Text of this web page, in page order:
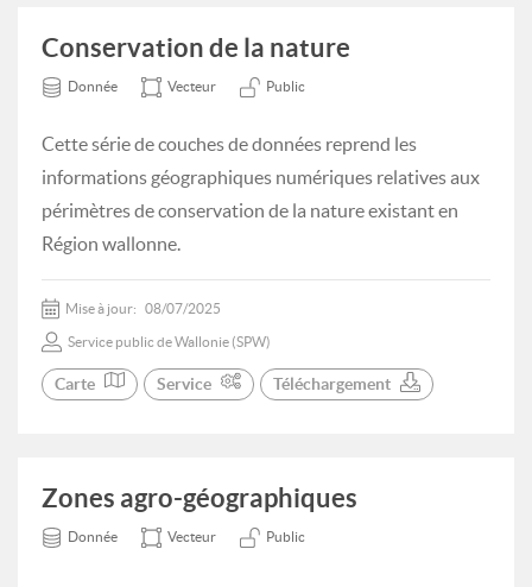
Conservation de la nature
Donnée Vecteur Public
Cette série de couches de données reprend les
informations géographiques numériques relatives aux
périmètres de conservation de la nature existant en
Région wallonne.
Mise à jour: 08/07/2025
Service public de Wallonie (SPW)
Carte Service Téléchargement
Zones agro-géographiques
Donnée Vecteur Public